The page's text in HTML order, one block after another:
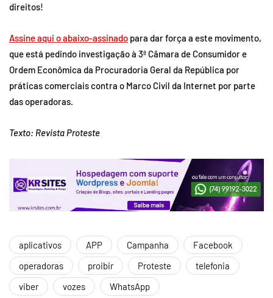
direitos!
Assine aqui o abaixo-assinado para dar força a este movimento,
que está pedindo investigação à 3ª Câmara de Consumidor e
Ordem Econômica da Procuradoria Geral da República por
práticas comerciais contra o Marco Civil da Internet por parte
das operadoras.
Texto: Revista Proteste
aplicativos APP Campanha
Facebook
operadoras
proibir Proteste
telefonia
viber
vozes WhatsApp